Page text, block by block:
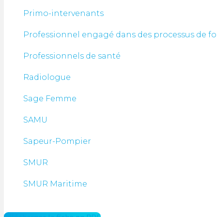
Primo-intervenants
Professionnel engagé dans des processus de
Professionnels de santé
Radiologue
Sage Femme
SAMU
Sapeur-Pompier
SMUR
SMUR Maritime